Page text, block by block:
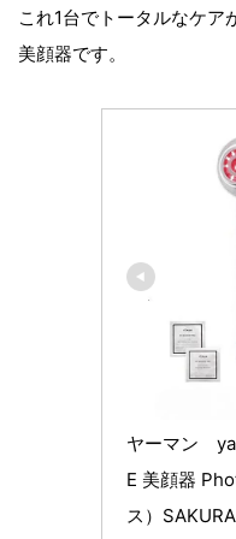
これ1台でトータルなケア
美顔器です。
ヤーマン　
E 美顔器
ス）